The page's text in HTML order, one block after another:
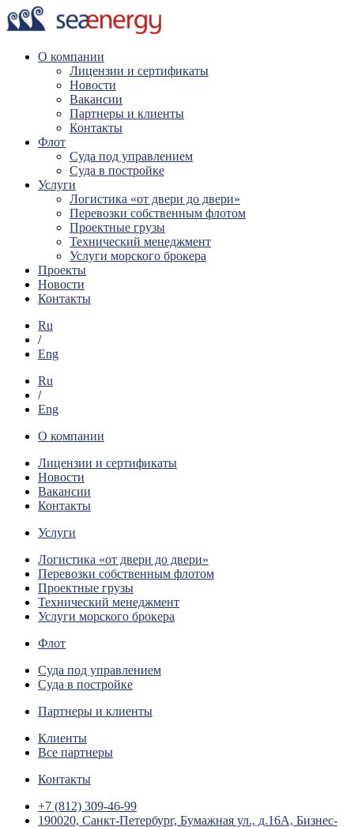
О компании
Лицензии и сертификаты
Новости
Вакансии
Партнеры и клиенты
Контакты
Флот
Суда под управлением
Суда в постройке
Услуги
Логистика «от двери до двери»
Перевозки собственным флотом
Проектные грузы
Технический менеджмент
Услуги морского брокера
Проекты
Новости
Контакты
Ru
/
Eng
Ru
/
Eng
О компании
Лицензии и сертификаты
Новости
Вакансии
Контакты
Услуги
Логистика «от двери до двери»
Перевозки собственным флотом
Проектные грузы
Технический менеджмент
Услуги морского брокера
Флот
Суда под управлением
Суда в постройке
Партнеры и клиенты
Клиенты
Все партнеры
Контакты
+7 (812) 309-46-99
190020, Санкт-Петербург, Бумажная ул., д.16А, Бизнес-